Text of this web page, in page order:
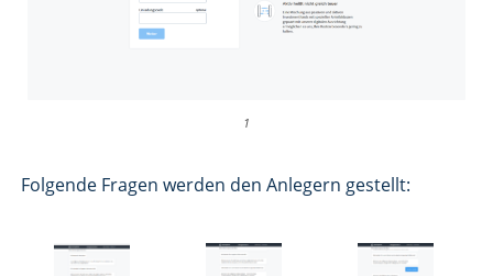
1
Folgende Fragen werden den Anlegern gestellt: